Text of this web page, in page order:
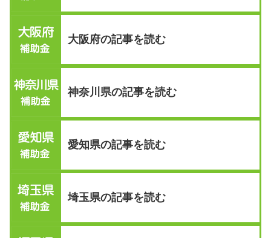
大阪府の記事を読む
神奈川県の記事を読む
愛知県の記事を読む
埼玉県の記事を読む